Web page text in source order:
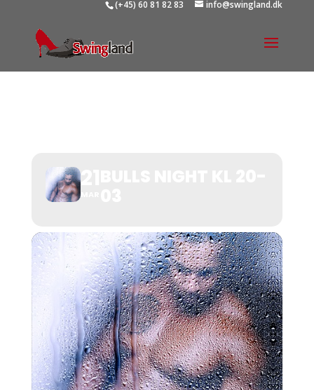
(+45) 60 81 82 83 info@swingland.dk
21
MAR